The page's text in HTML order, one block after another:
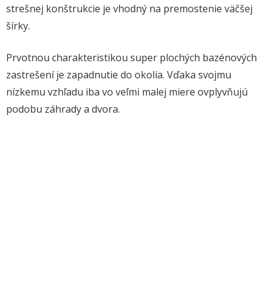
strešnej konštrukcie je vhodný na premostenie väčšej
šírky.
Prvotnou charakteristikou super plochých bazénových
zastrešení je zapadnutie do okolia. Vďaka svojmu
nízkemu vzhľadu iba vo veľmi malej miere ovplyvňujú
podobu záhrady a dvora.